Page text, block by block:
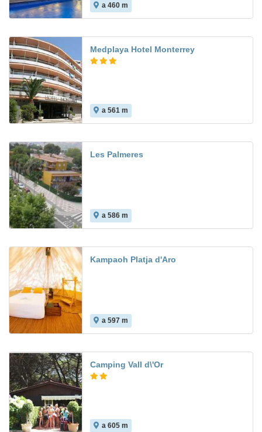
a 460 m
Medplaya Hotel Monterrey
a 561 m
Les Palmeres
a 586 m
Kampaoh Platja d'Aro
a 597 m
Camping Vall d\'Or
a 605 m